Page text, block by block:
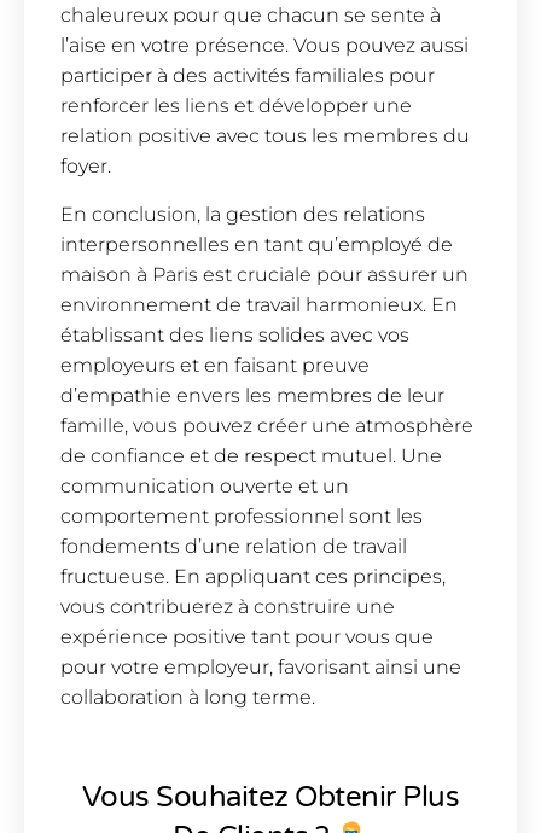
chaleureux pour que chacun se sente à
l’aise en votre présence. Vous pouvez aussi
participer à des activités familiales pour
renforcer les liens et développer une
relation positive avec tous les membres du
foyer.
En conclusion, la gestion des relations
interpersonnelles en tant qu’employé de
maison à Paris est cruciale pour assurer un
environnement de travail harmonieux. En
établissant des liens solides avec vos
employeurs et en faisant preuve
d’empathie envers les membres de leur
famille, vous pouvez créer une atmosphère
de confiance et de respect mutuel. Une
communication ouverte et un
comportement professionnel sont les
fondements d’une relation de travail
fructueuse. En appliquant ces principes,
vous contribuerez à construire une
expérience positive tant pour vous que
pour votre employeur, favorisant ainsi une
collaboration à long terme.
Vous Souhaitez Obtenir Plus